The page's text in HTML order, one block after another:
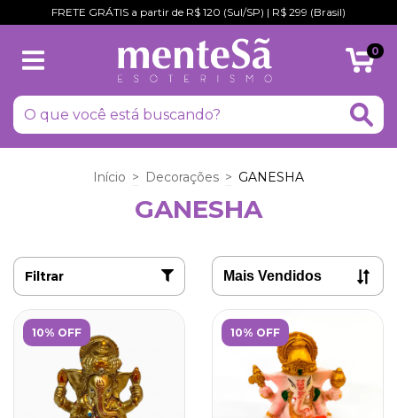
FRETE GRÁTIS a partir de R$ 120 (Sul/SP) | R$ 299 (Brasil)
0
Início > Decorações > GANESHA
GANESHA
Filtrar
10% OFF 10% OFF